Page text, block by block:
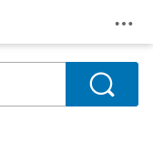
メ
検索